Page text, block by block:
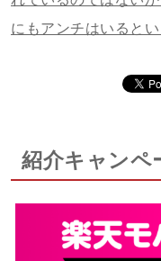
にもアンチはいるとい
紹介キャンペ